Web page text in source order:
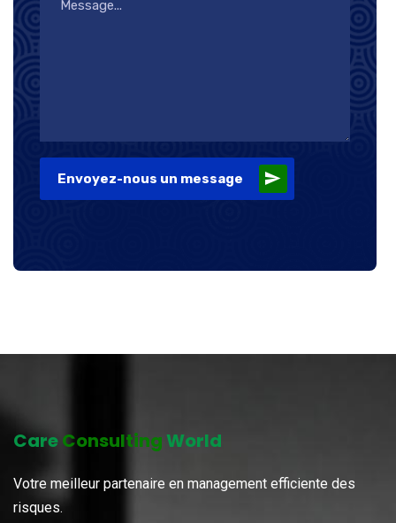
Envoyez-nous un message
CareConsultingWorld
Votre meilleur partenaire en management efficiente des
risques.